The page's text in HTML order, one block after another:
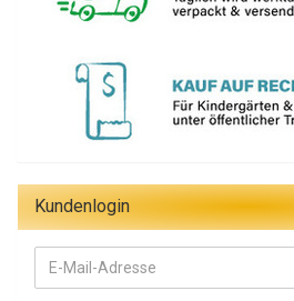
Kundenlogin
E-
Mail-